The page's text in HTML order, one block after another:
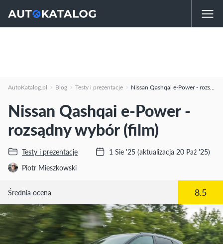
AutoKatalog.pl Blog Testy i prezentacje Nissan Qashqai e-Power - rozsądny wybór (film)
Nissan Qashqai e-Power -
rozsądny wybór (film)
Testy i prezentacje
Piotr Mieszkowski
1 Sie '25 (aktualizacja 20 Paź '25)
Średnia ocena 8.5